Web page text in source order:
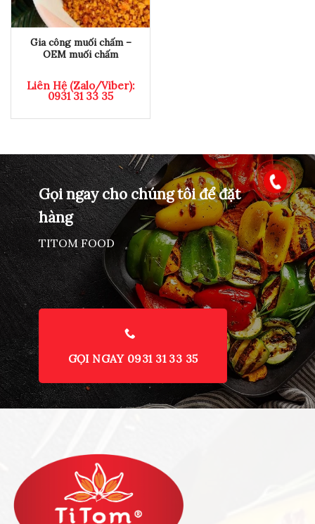
Gia công muối chấm –
OEM muối chấm
Liên Hệ (Zalo/Viber):
0931 31 33 35
Gọi ngay cho chúng tôi để đặt
hàng
TITOM FOOD
GỌI NGAY 0931 31 33 35